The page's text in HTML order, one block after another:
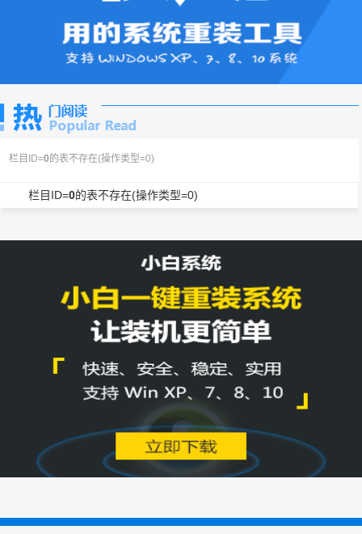
栏目ID=0的表不存在(操作类型=0)
栏目ID=0的表不存在(操作类型=0)